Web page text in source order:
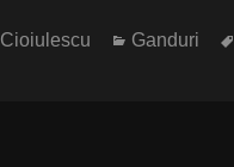
Autor
Cioiulescu Categorii
Ganduri